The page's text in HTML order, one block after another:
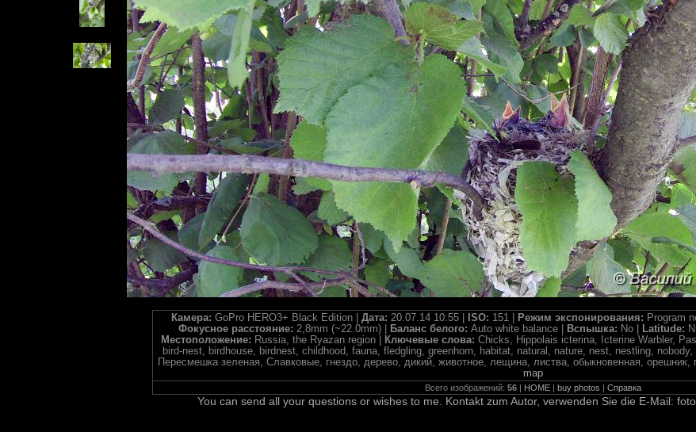
Камера: GoPro HERO3+ Black Edition | Дата: 20.07.14 10:55 | ISO: 151 | Режим экспонирования: Program
Фокусное расстояние: 2,8mm (~22.0mm) | Баланс белого: Auto white balance | Вспышка: No | Latitude:
Местоположение: Russia, the Ryazan region | Ключевые слова: Chicks, Hippolais icterina, Icterine Warbler,
bird-nest, birdhouse, birdnest, childhood, fauna, fledgling, greenhorn, habitat, natural, nature, nest, nestling,
Пересмешка зеленая, Славковые, гнездо, дерево, дикий, животное, лещина, листва, обыкновенная, орешник,
map
Всего изображений: 56| HOME| buy photos | Справка
You can send all your questions or wishes to me. Kontakt zum Autor, verwenden Sie die E-Mail: